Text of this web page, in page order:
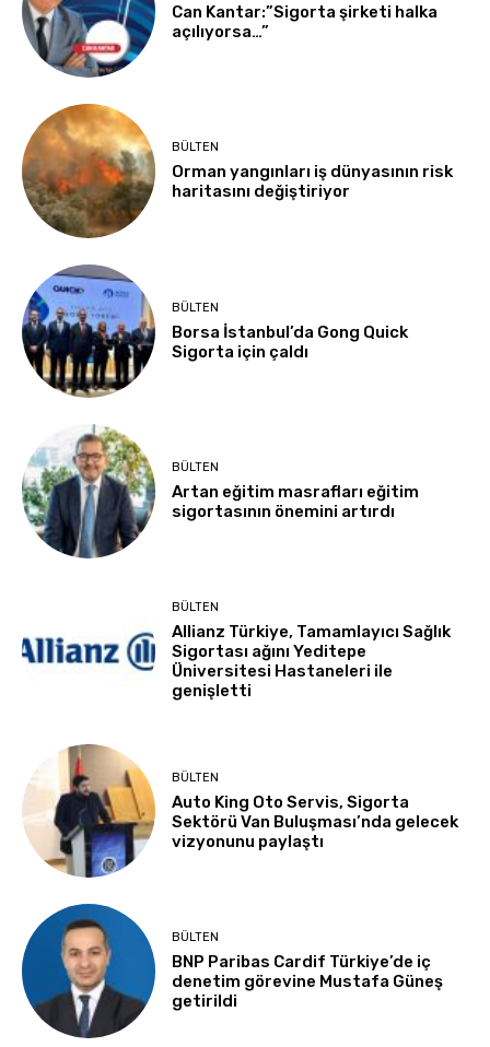
Can Kantar:”Sigorta şirketi halka
açılıyorsa…”
BÜLTEN
Orman yangınları iş dünyasının risk
haritasını değiştiriyor
BÜLTEN
Borsa İstanbul’da Gong Quick
Sigorta için çaldı
BÜLTEN
Artan eğitim masrafları eğitim
sigortasının önemini artırdı
BÜLTEN
Allianz Türkiye, Tamamlayıcı Sağlık
Sigortası ağını Yeditepe
Üniversitesi Hastaneleri ile
genişletti
BÜLTEN
Auto King Oto Servis, Sigorta
Sektörü Van Buluşması’nda gelecek
vizyonunu paylaştı
BÜLTEN
BNP Paribas Cardif Türkiye’de iç
denetim görevine Mustafa Güneş
getirildi